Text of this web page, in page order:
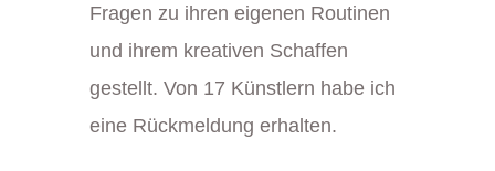
Fragen zu ihren eigenen Routinen
und ihrem kreativen Schaffen
gestellt. Von 17 Künstlern habe ich
eine Rückmeldung erhalten.